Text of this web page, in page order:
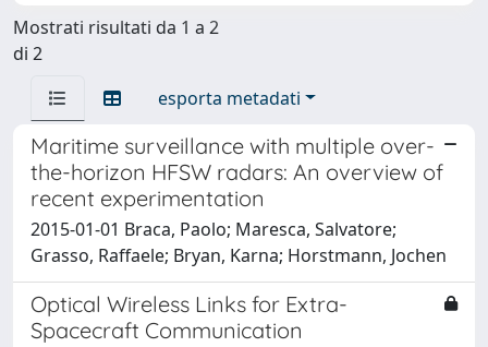
Mostrati risultati da 1 a 2
di 2
esporta metadati
Maritime surveillance with multiple over-
the-horizon HFSW radars: An overview of
recent experimentation
2015-01-01 Braca, Paolo; Maresca, Salvatore;
Grasso, Raffaele; Bryan, Karna; Horstmann, Jochen
Optical Wireless Links for Extra-
Spacecraft Communication